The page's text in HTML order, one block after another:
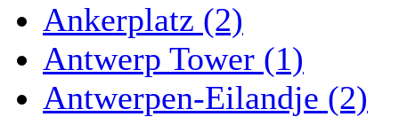
Ankerplatz (2)
Antwerp Tower (1)
Antwerpen-Eilandje (2)